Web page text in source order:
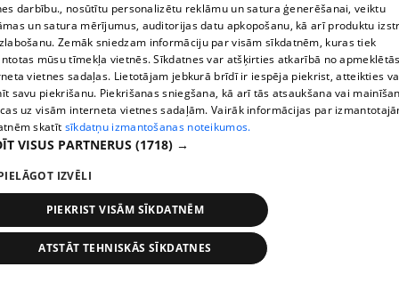
pirms 1 nedēļas, 2 dienām
Ogas un sēnes šogad dārgākas, bet uzpirkšanas
punktos to krietni mazāk
darbību., nosūtītu personalizētu reklāmu un satura ģenerēšanai, veiktu
un satura mērījumus, auditorijas datu apkopošanu, kā arī produktu
Zemāk sniedzam informāciju par visām sīkdatnēm, kuras tiek
mūsu tīmekļa vietnēs. Sīkdatnes var atšķirties atkarībā no
vietnes sadaļas. Lietotājam jebkurā brīdī ir iespēja piekrist, atteikties
savu piekrišanu. Piekrišanas sniegšana, kā arī tās atsaukšana vai
uz visām interneta vietnes sadaļām. Vairāk informācijas par
skatīt sīkdatņu izmantošanas noteikumos.
VISUS PARTNERUS (1718) →
IZVĒLI
PIEKRIST VISĀM SĪKDATNĒM
ATSTĀT TEHNISKĀS SĪKDATNES